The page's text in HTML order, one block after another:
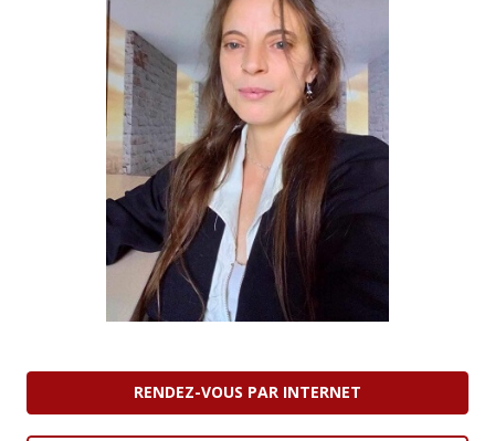
RENDEZ-VOUS PAR INTERNET